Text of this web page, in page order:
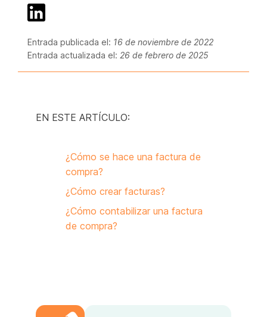
Entrada publicada el: 16 de noviembre de 2022
Entrada actualizada el: 26 de febrero de 2025
EN ESTE ARTÍCULO:
¿Cómo se hace una factura de
compra?
¿Cómo crear facturas?
¿Cómo contabilizar una factura
de compra?